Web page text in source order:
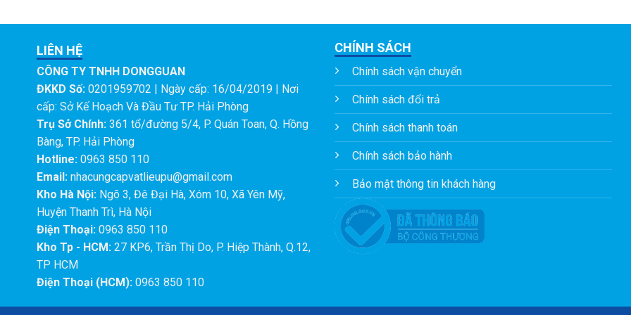
LIÊN HỆ
CÔNG TY TNHH DONGGUAN
ĐKKD Số: 0201959702 | Ngày cấp: 16/04/2019 | Nơi
cấp: Sở Kế Hoạch Và Đầu Tư TP. Hải Phòng
Trụ Sở Chính: 361 tổ/đường 5/4, P. Quán Toan, Q. Hồng
Bàng, TP. Hải Phòng
Hotline: 0963 850 110
Email: nhacungcapvatlieupu@gmail.com
Kho Hà Nội: Ngõ 3, Đê Đại Hà, Xóm 10, Xã Yên Mỹ,
Huyện Thanh Trì, Hà Nội
Điện Thoại: 0963 850 110
Kho Tp - HCM: 27 KP6, Trần Thị Do, P. Hiệp Thành, Q.12,
TP HCM
Điện Thoại (HCM): 0963 850 110
CHÍNH SÁCH
Chính sách vận chuyển
Chính sách đổi trả
Chính sách thanh toán
Chính sách bảo hành
Bảo mật thông tin khách hàng